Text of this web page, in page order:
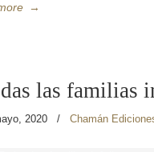
→
las familias
2020 / Chamán